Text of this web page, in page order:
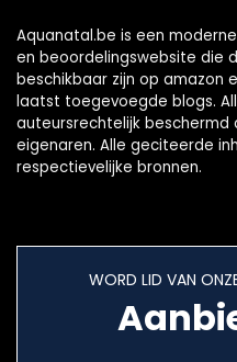
Aquanatal.be is een
en beoordelingswebsite die
beschikbaar zijn op amazon
laatst toegevoegde blogs.
auteursrechtelijk beschermd
eigenaren. Alle geciteerde
respectievelijke bronnen.
WORD LID VAN